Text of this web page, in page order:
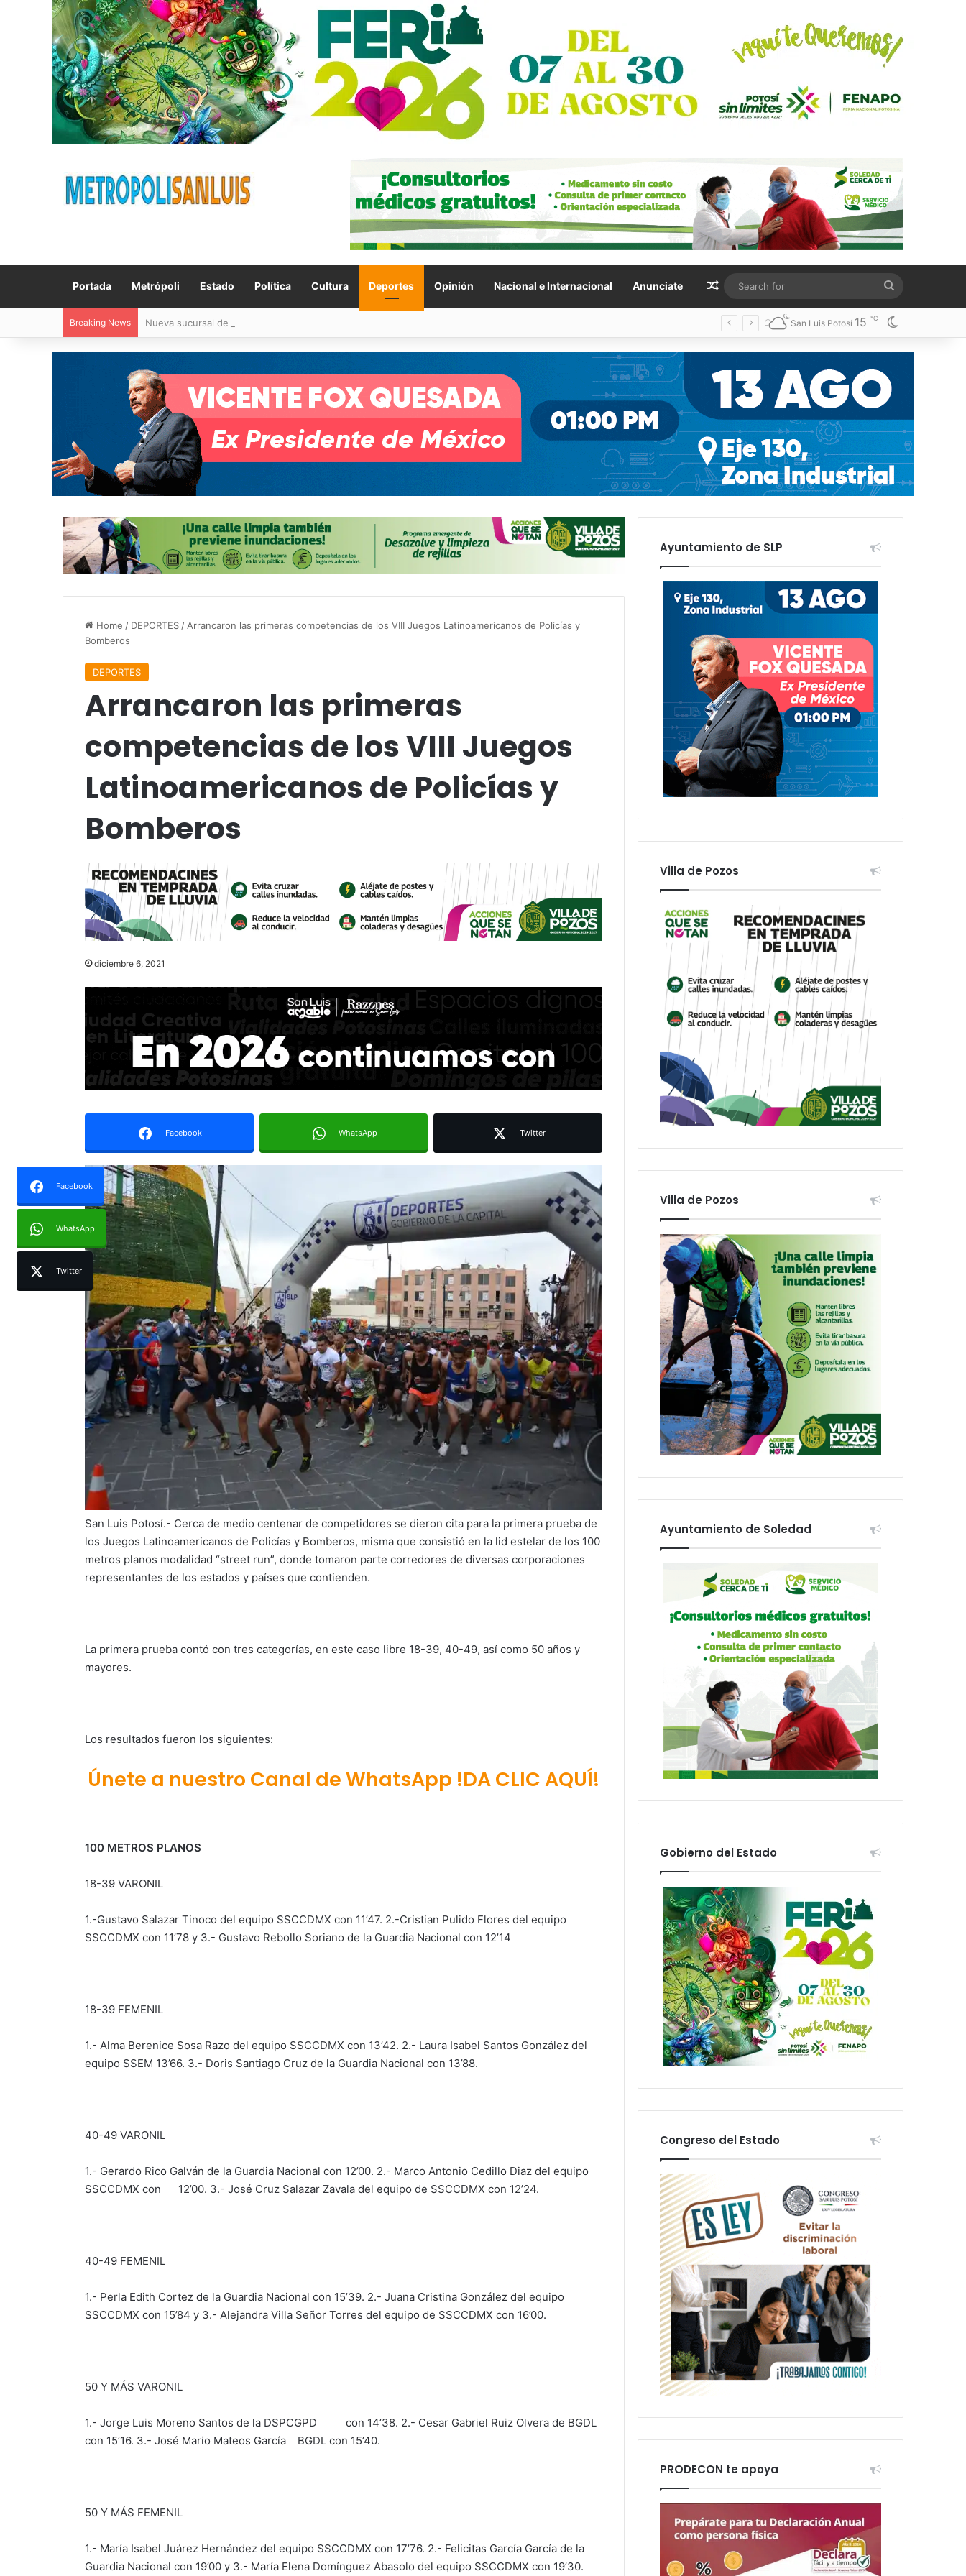
Portada Metrópoli Estado Política Cultura Deportes Opinión Nacional e Internacional Anunciate Random Article
for
Breaking News Nueva sucursal de CarneMart llega a Villa de Pozos con inversión y generación de empleos San Luis Potosí 15 ℃
Home / DEPORTES / Arrancaron las primeras competencias de los VIII Juegos Latinoamericanos de Policías y
Bomberos
DEPORTES
Arrancaron las primeras
competencias de los VIII Juegos
Latinoamericanos de Policías y
Bomberos
diciembre 6, 2021
Facebook WhatsApp Twitter
Facebook
WhatsApp
Twitter
San Luis Potosí.- Cerca de medio centenar de competidores se dieron cita para la primera prueba de
los Juegos Latinoamericanos de Policías y Bomberos, misma que consistió en la lid estelar de los 100
metros planos modalidad “street run”, donde tomaron parte corredores de diversas corporaciones
representantes de los estados y países que contienden.
La primera prueba contó con tres categorías, en este caso libre 18-39, 40-49, así como 50 años y
mayores.
Los resultados fueron los siguientes:
Únete a nuestro Canal de WhatsApp !DA CLIC AQUÍ!
100 METROS PLANOS
18-39 VARONIL
1.-Gustavo Salazar Tinoco del equipo SSCCDMX con 11’47. 2.-Cristian Pulido Flores del equipo
SSCCDMX con 11’78 y 3.- Gustavo Rebollo Soriano de la Guardia Nacional con 12’14
18-39 FEMENIL
1.- Alma Berenice Sosa Razo del equipo SSCCDMX con 13’42. 2.- Laura Isabel Santos González del
equipo SSEM 13’66. 3.- Doris Santiago Cruz de la Guardia Nacional con 13’88.
40-49 VARONIL
1.- Gerardo Rico Galván de la Guardia Nacional con 12’00. 2.- Marco Antonio Cedillo Diaz del equipo
SSCCDMX con 12’00. 3.- José Cruz Salazar Zavala del equipo de SSCCDMX con 12’24.
40-49 FEMENIL
1.- Perla Edith Cortez de la Guardia Nacional con 15’39. 2.- Juana Cristina González del equipo
SSCCDMX con 15’84 y 3.- Alejandra Villa Señor Torres del equipo de SSCCDMX con 16’00.
50 Y MÁS VARONIL
1.- Jorge Luis Moreno Santos de la DSPCGPD con 14’38. 2.- Cesar Gabriel Ruiz Olvera de BGDL
con 15’16. 3.- José Mario Mateos García BGDL con 15’40.
50 Y MÁS FEMENIL
1.- María Isabel Juárez Hernández del equipo SSCCDMX con 17’76. 2.- Felicitas García García de la
Guardia Nacional con 19’00 y 3.- María Elena Domínguez Abasolo del equipo SSCCDMX con 19’30.
Ayuntamiento de SLP
Villa de Pozos
Villa de Pozos
Ayuntamiento de Soledad
Gobierno del Estado
Congreso del Estado
PRODECON te apoya